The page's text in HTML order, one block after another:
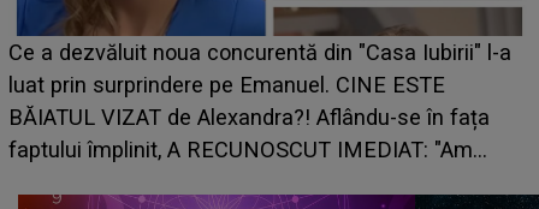
l-a
HOROSCOP de weekend, 8-9 august 2026.
care riscă să rămână fără bani. O decizie luată
grabă îi aduce pierderi semnificative și îi dă
planurile peste cap